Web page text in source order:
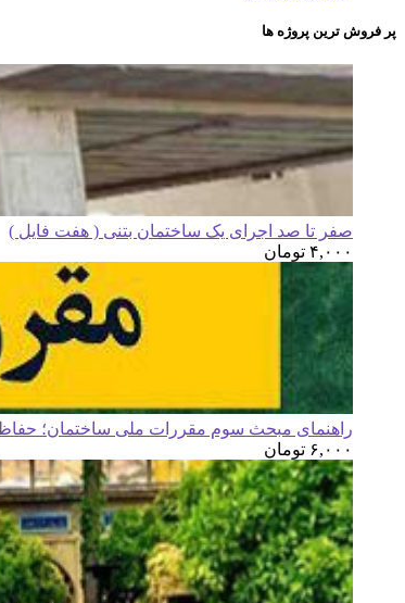
پر فروش ترین پروژه ها
صفر تا صد اجرای یک ساختمان بتنی ( هفت فایل )
۴,۰۰۰ تومان
راهنمای مبحث سوم مقررات ملی ساختمان؛
۶,۰۰۰ تومان